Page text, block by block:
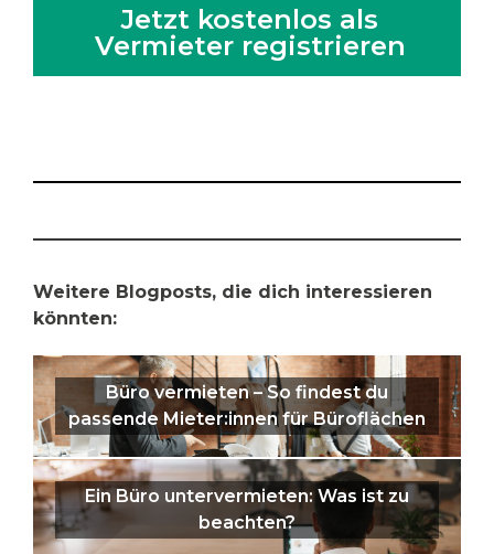
Jetzt kostenlos als
Vermieter registrieren
Weitere Blogposts, die dich interessieren
könnten:
Büro vermieten – So findest du
passende Mieter:innen für Büroflächen
Ein Büro untervermieten: Was ist zu
beachten?